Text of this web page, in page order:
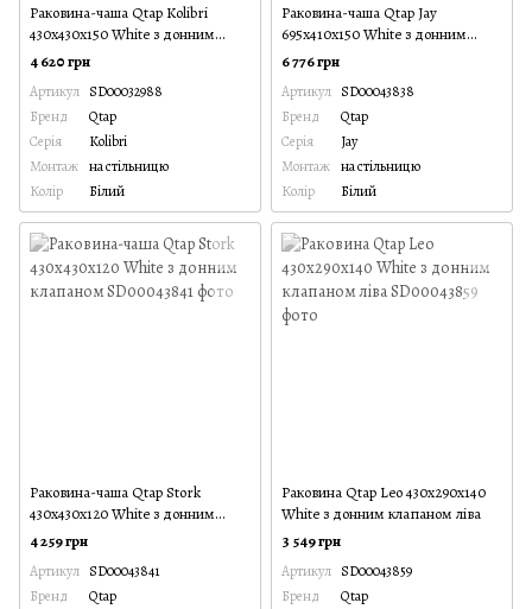
Раковина-чаша Qtap Kolibri
430х430х150 White з донним
клапаном
4 620 грн
Артикул SD00032988
Бренд
Qtap
Серія
Kolibri
Монтаж на стільницю
Колір
Білий
Раковина-чаша Qtap Jay
695х410х150 White з донним
клапаном
6 776 грн
Артикул SD00043838
Бренд
Qtap
Серія
Jay
Монтаж на стільницю
Колір
Білий
Раковина-чаша Qtap Stork
430x430x120 White з донним
клапаном
4 259 грн
Артикул SD00043841
Бренд
Qtap
Раковина Qtap Leo 430x290x140
White з донним клапаном ліва
3 549 грн
Артикул SD00043859
Бренд
Qtap